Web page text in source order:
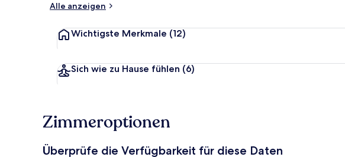
Alle anzeigen
Wichtigste Merkmale (12)
Sich wie zu Hause fühlen (6)
Zimmeroptionen
Überprüfe die Verfügbarkeit für diese Daten